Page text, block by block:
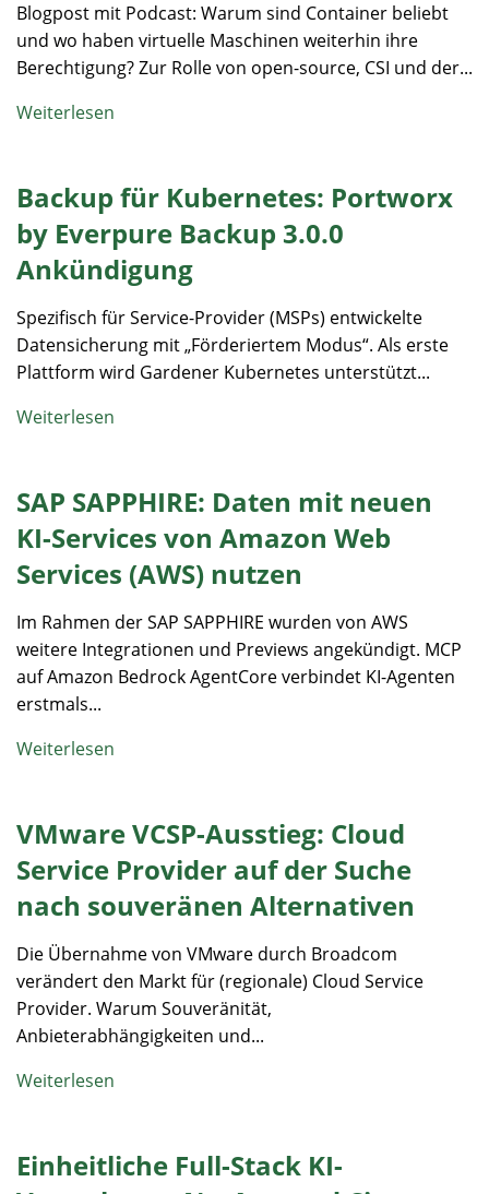
Blogpost mit Podcast: Warum sind Container beliebt
und wo haben virtuelle Maschinen weiterhin ihre
Berechtigung? Zur Rolle von open-source, CSI und der...
Weiterlesen
Backup für Kubernetes: Portworx
by Everpure Backup 3.0.0
Ankündigung
Spezifisch für Service-Provider (MSPs) entwickelte
Datensicherung mit „Förderiertem Modus“. Als erste
Plattform wird Gardener Kubernetes unterstützt...
Weiterlesen
SAP SAPPHIRE: Daten mit neuen
KI-Services von Amazon Web
Services (AWS) nutzen
Im Rahmen der SAP SAPPHIRE wurden von AWS
weitere Integrationen und Previews angekündigt. MCP
auf Amazon Bedrock AgentCore verbindet KI-Agenten
erstmals...
Weiterlesen
VMware VCSP-Ausstieg: Cloud
Service Provider auf der Suche
nach souveränen Alternativen
Die Übernahme von VMware durch Broadcom
verändert den Markt für (regionale) Cloud Service
Provider. Warum Souveränität,
Anbieterabhängigkeiten und...
Weiterlesen
Einheitliche Full-Stack KI-